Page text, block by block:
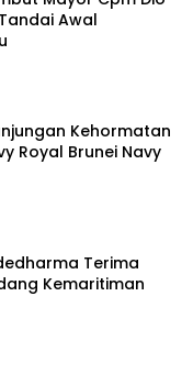
Awal
Kehormatan
Royal Brunei Navy
Terima
Kemaritiman